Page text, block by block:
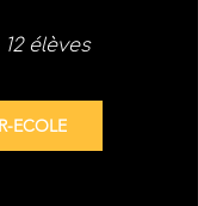
élèves
ECOLE